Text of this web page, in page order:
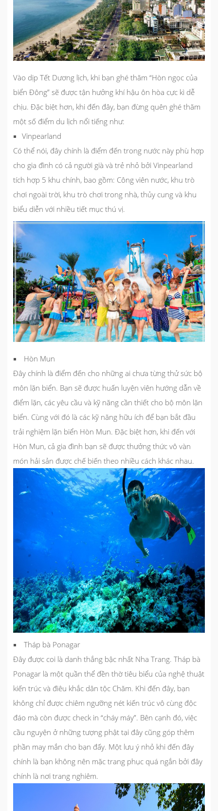
Vào dịp Tết Dương lịch, khi bạn ghé thăm “Hòn ngọc của
biển Đông” sẽ được tận hưởng khí hậu ôn hòa cực kì dễ
chịu. Đặc biệt hơn, khi đến đây, bạn đừng quên ghé thăm
một số điểm du lịch nổi tiếng như:
Vinpearland
Có thể nói, đây chính là điểm đến trong nước này phù hợp
cho gia đình có cả người già và trẻ nhỏ bởi Vinpearland
tích hợp 5 khu chính, bao gồm: Công viên nước, khu trò
chơi ngoài trời, khu trò chơi trong nhà, thủy cung và khu
biểu diễn với nhiều tiết mục thú vị.
Hòn Mun
Đây chính là điểm đến cho những ai chưa từng thử sức bộ
môn lặn biển. Bạn sẽ được huấn luyện viên hướng dẫn về
điểm lặn, các yêu cầu và kỹ năng cần thiết cho bộ môn lặn
biển. Cùng với đó là các kỹ năng hữu ích để bạn bắt đầu
trải nghiệm lặn biển Hòn Mun. Đặc biệt hơn, khi đến với
Hòn Mun, cả gia đình bạn sẽ được thưởng thức vô vàn
món hải sản được chế biến theo nhiều cách khác nhau.
Tháp bà Ponagar
Đây được coi là danh thắng bậc nhất Nha Trang. Tháp bà
Ponagar là một quần thể đền thờ tiêu biểu của nghệ thuật
kiến trúc và điêu khắc dân tộc Chăm. Khi đến đây, bạn
không chỉ được chiêm ngưỡng nét kiến trúc vô cùng độc
đáo mà còn được check in “cháy máy”. Bên cạnh đó, việc
cầu nguyện ở những tượng phật tại đây cũng góp thêm
phần may mắn cho bạn đấy. Một lưu ý nhỏ khi đến đây
chính là bạn không nên mặc trang phục quá ngắn bởi đây
chính là nơi trang nghiêm.